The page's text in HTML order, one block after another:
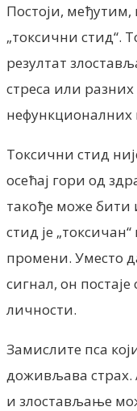
Постоји,
„токсични стид“.
резултат
стреса или
нефункционалних
Токсични стид
осећај гори од
такође може бити
стид је
промени. Уместо
сигнал, он
личности.
Замислите пса
доживљава страх.
и злостављање